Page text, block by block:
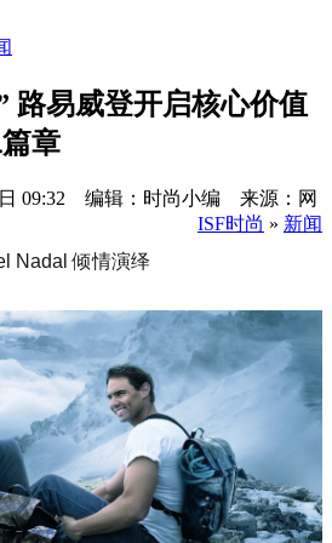
路易威登开启核心价值
章
日 09:32 编辑：时尚小编 来源：网
ISF时尚 » 新闻
Nadal 倾情演绎